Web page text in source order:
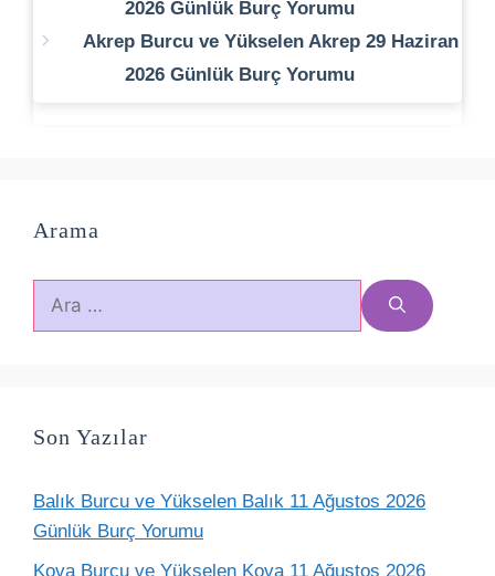
2026 Günlük Burç Yorumu
Akrep Burcu ve Yükselen Akrep 29 Haziran
2026 Günlük Burç Yorumu
Arama
için
Son Yazılar
Balık Burcu ve Yükselen Balık 11 Ağustos 2026
Günlük Burç Yorumu
Kova Burcu ve Yükselen Kova 11 Ağustos 2026